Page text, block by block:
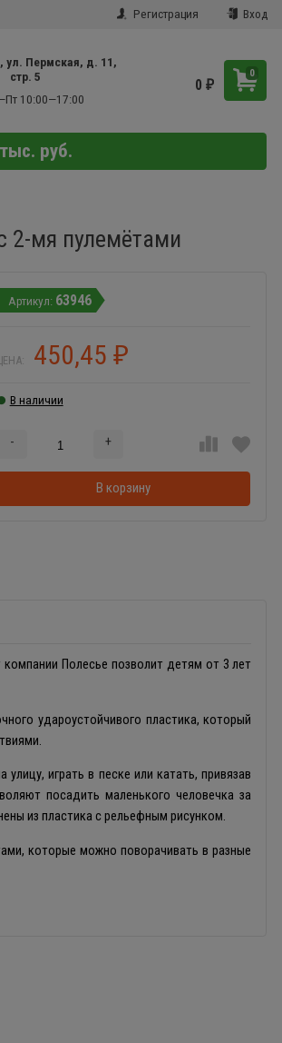
Регистрация Вход
ул. Пермская, д. 11,
стр. 5
10:00—17:00
0
0₽
руб.
2-мя пулемётами
63946
450,45₽
В наличии
- +
В корзину
Полесье позволит детям от 3 лет
удароустойчивого пластика, который
играть в песке или катать, привязав
посадить маленького человечка за
из пластика с рельефным рисунком.
которые можно поворачивать в разные